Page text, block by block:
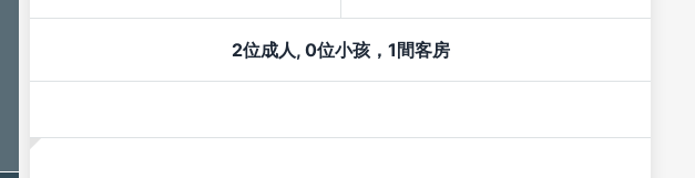
2位成人, 0位小孩，1間客房